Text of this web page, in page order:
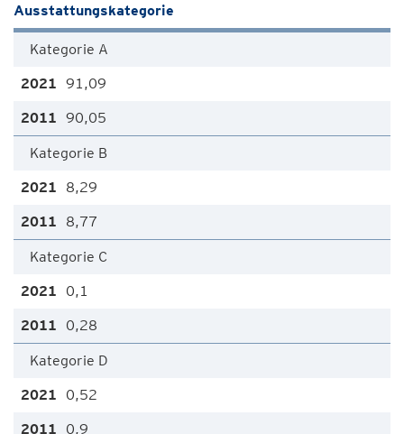
Ausstattungskategorie
Kategorie A
91,09
90,05
Kategorie B
8,29
8,77
Kategorie C
0,1
0,28
Kategorie D
0,52
0,9